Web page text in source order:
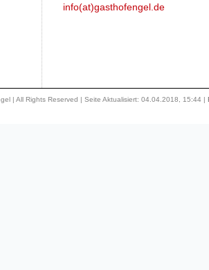
info(at)gasthofengel.de
| All Rights Reserved | Seite Aktualisiert: 04.04.2018, 15:44 |